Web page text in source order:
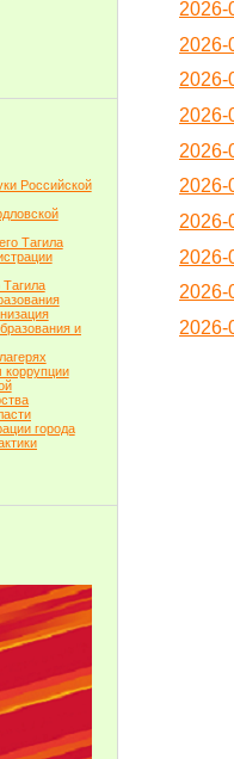
Российской
Тагила
и
города
2026-
2026-
2026-
2026-
2026-
2026-
2026-
2026-
2026-
2026-